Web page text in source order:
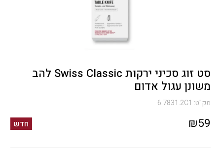
סט זוג סכיני ירקות Swiss Classic להב
משונן עגול אדום
מק"ט: 6.7831.2C1
₪59 חדש